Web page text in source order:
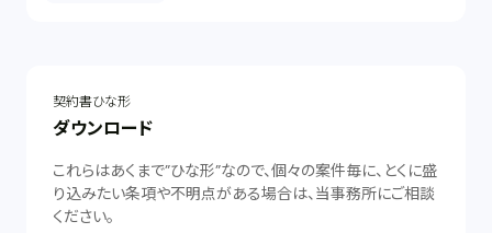
契約書ひな形
ダウンロード
これらはあくまで”ひな形”なので、個々の案件毎に、とくに盛
り込みたい条項や不明点がある場合は、当事務所にご相談
ください。